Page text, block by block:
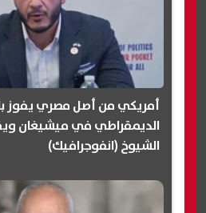
أمريكي من أصل مصري يفوز
الديمقراطي في ميشيغان
الشيوخ (انفوجرافيك)